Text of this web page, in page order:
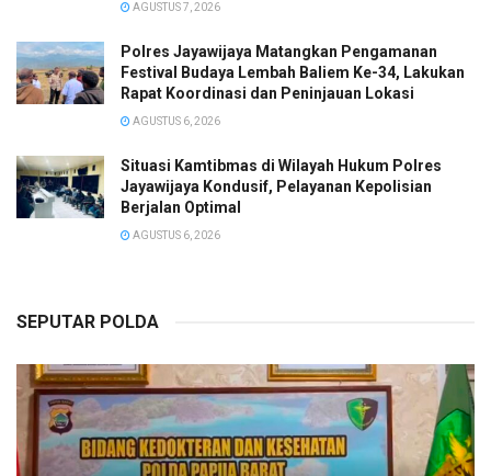
AGUSTUS 7, 2026
Polres Jayawijaya Matangkan Pengamanan
Festival Budaya Lembah Baliem Ke-34, Lakukan
Rapat Koordinasi dan Peninjauan Lokasi
AGUSTUS 6, 2026
Situasi Kamtibmas di Wilayah Hukum Polres
Jayawijaya Kondusif, Pelayanan Kepolisian
Berjalan Optimal
AGUSTUS 6, 2026
SEPUTAR POLDA